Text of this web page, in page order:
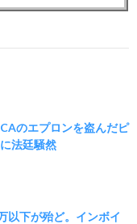
のエプロンを盗んだピ
法廷騒然
以下が殆ど。インボイ